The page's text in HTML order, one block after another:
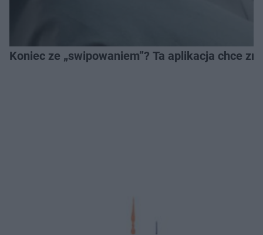
Koniec ze „swipowaniem”? Ta aplikacja chce